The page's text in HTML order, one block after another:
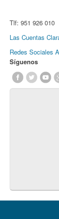
Tlf: 951 926 010
Las Cuentas
Redes Sociales
Síguenos